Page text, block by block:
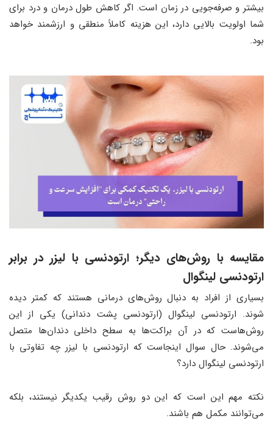
بیشتر و صرفه‌جویی در زمان است. اگر کاهش طول درمان و درد برای
شما اولویت بالایی دارد، این هزینه کاملاً منطقی و ارزشمند خواهد
بود.
مقایسه با روش‌های دیگر؛ ارتودنسی با لیزر در برابر
ارتودنسی لینگوال
بسیاری از افراد به دنبال روش‌های درمانی هستند که کمتر دیده
شوند. ارتودنسی لینگوال (ارتودنسی پشت دندانی) یکی از این
روش‌هاست که در آن براکت‌ها به سطح داخلی دندان‌ها متصل
می‌شوند. حال سوال اینجاست که ارتودنسی با لیزر چه تفاوتی با
ارتودنسی لینگوال دارد؟
نکته مهم این است که این دو روش رقیب یکدیگر نیستند، بلکه
می‌توانند مکمل هم باشند.